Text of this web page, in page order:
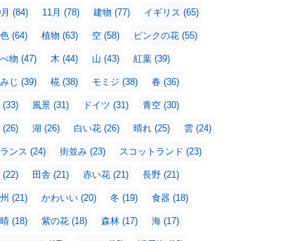
(84) 11月 (78) 建物 (77) イギリス (65)
(64) 植物 (63) 空 (58) ピンクの花 (55)
物 (47) 木 (44) 山 (43) 紅葉 (39)
じ (39) 椛 (38) モミジ (38) 春 (36)
(33) 風景 (31) ドイツ (31) 青空 (30)
(26) 湖 (26) 白い花 (26) 晴れ (25) 雲 (24)
ンス (24) 街並み (23) スコットランド (23)
(22) 田舎 (21) 赤い花 (21) 長野 (21)
(21) かわいい (20) 冬 (19) 食器 (18)
(18) 紫の花 (18) 森林 (17) 海 (17)